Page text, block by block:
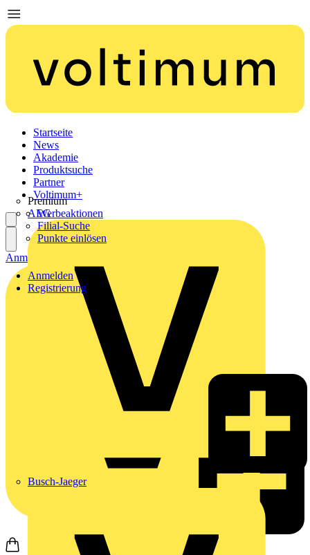
Startseite
News
Akademie
Produktsuche
Partner
Premium
AEG
Busch-Jaeger
Voltimum+
Werbeaktionen
Filial-Suche
Punkte einlösen
Anmelden
Registrierung
Anmelden